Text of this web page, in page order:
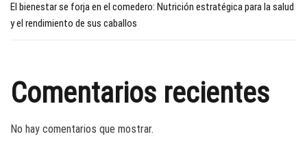
El bienestar se forja en el comedero: Nutrición estratégica para la salud
y el rendimiento de sus caballos
Comentarios recientes
No hay comentarios que mostrar.